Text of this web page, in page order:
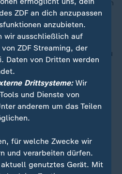
von Handelsschiffen im Roten
gebracht.
bereit erklärt,
dem unbemannten Schiff zu
Öl und einen "extrem
in der Region sei hoch,
Generalsekretär der
IMO. Er sei
Lage.
ZDF an dich anzupassen
anzubieten.
wir ausschließlich auf
ZDF Streaming, der
Daten von Dritten werden
Drittsysteme:Wir
und Dienste von
anderem um das Teilen
für welche Zwecke wir
und verarbeiten dürfen.
genutztes Gerät. Mit